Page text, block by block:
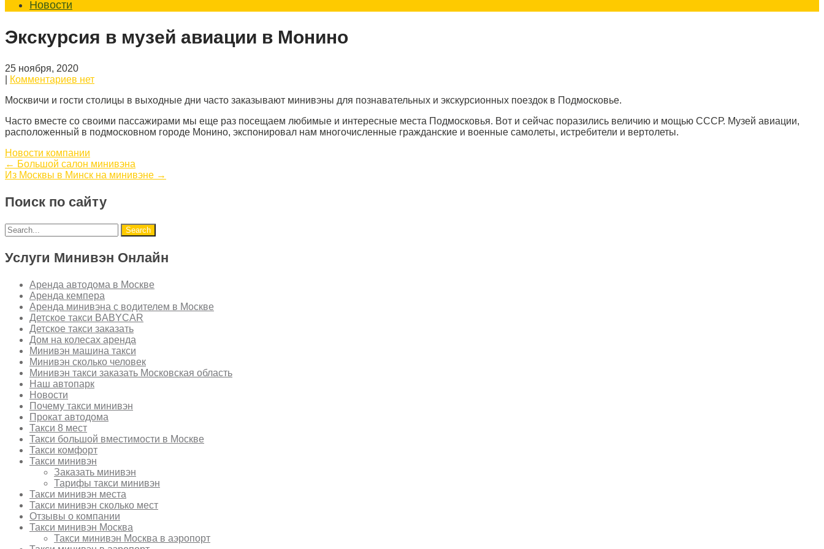
Новости
Экскурсия в музей авиации в Монино
25 ноября, 2020
Комментариев нет
Москвичи и гости столицы в выходные дни часто заказывают минивэны для познавательных и экскурсионных поездок в Подмосковье.
Часто вместе со своими пассажирами мы еще раз посещаем любимые и интересные места Подмосковья. Вот и сейчас поразились величию и мощью СССР. Музей авиации,
расположенный в подмосковном городе Монино, экспонировал нам многочисленные гражданские и военные самолеты, истребители и вертолеты.
Новости компании
Post
navigation
← Большой салон минивэна
Из Москвы в Минск на минивэне →
Поиск по сайту
Услуги Минивэн Онлайн
Аренда автодома в Москве
Аренда кемпера
Аренда минивэна с водителем в Москве
Детское такси BABYCAR
Детское такси заказать
Дом на колесах аренда
Минивэн машина такси
Минивэн сколько человек
Минивэн такси заказать Московская область
Наш автопарк
Новости
Почему такси минивэн
Прокат автодома
Такси 8 мест
Такси большой вместимости в Москве
Такси комфорт
Такси минивэн
Заказать минивэн
Тарифы такси минивэн
Такси минивэн места
Такси минивэн сколько мест
Отзывы о компании
Такси минивэн Москва
Такси минивэн Москва в аэропорт